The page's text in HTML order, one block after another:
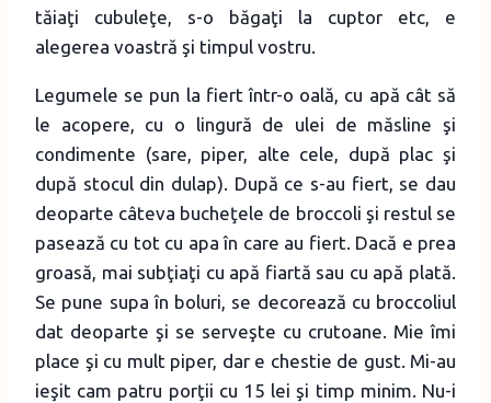
tăiaţi cubuleţe, s-o băgaţi la cuptor etc, e
alegerea voastră şi timpul vostru.
Legumele se pun la fiert într-o oală, cu apă cât să
le acopere, cu o lingură de ulei de măsline şi
condimente (sare, piper, alte cele, după plac şi
după stocul din dulap). După ce s-au fiert, se dau
deoparte câteva bucheţele de broccoli şi restul se
pasează cu tot cu apa în care au fiert. Dacă e prea
groasă, mai subţiaţi cu apă fiartă sau cu apă plată.
Se pune supa în boluri, se decorează cu broccoliul
dat deoparte şi se serveşte cu crutoane. Mie îmi
place şi cu mult piper, dar e chestie de gust. Mi-au
ieşit cam patru porţii cu 15 lei şi timp minim. Nu-i